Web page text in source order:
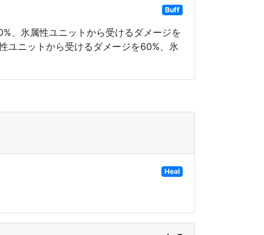
Buff
、氷属性ユニットから受けるダメージを
ユニットから受けるダメージを60%、氷
Heal